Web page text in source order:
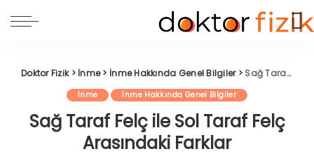
Doktor Fizik> İnme> İnme Hakkında Genel Bilgiler> Sağ Taraf Felç ile Sol Taraf Felç Arasındaki Farklar
İnme İnme Hakkında Genel Bilgiler
Sağ Taraf Felç ile Sol Taraf Felç
Arasındaki Farklar